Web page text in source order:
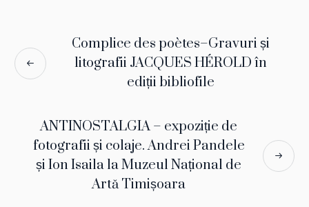
Complice des poètes–Gravuri și
litografii JACQUES HÉROLD în
ediții bibliofile
ANTINOSTALGIA – expoziție de
fotografii și colaje. Andrei Pandele
și Ion Isaila la Muzeul Național de
Artă Timișoara